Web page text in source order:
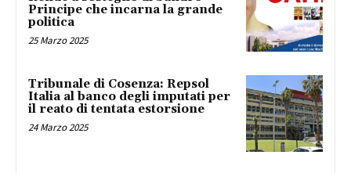
Principe che incarna la grande
politica
25 Marzo 2025
Tribunale di Cosenza: Repsol
Italia al banco degli imputati per
il reato di tentata estorsione
24 Marzo 2025